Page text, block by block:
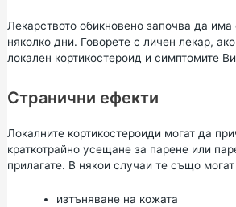
Лекарството обикновено започва да има
няколко дни. Говорете с личен лекар,
локален кортикостероид и симптомите
Странични ефекти
Локалните кортикостероиди могат да
краткотрайно усещане за парене или
прилагате. В някои случаи те също
изтъняване на кожата